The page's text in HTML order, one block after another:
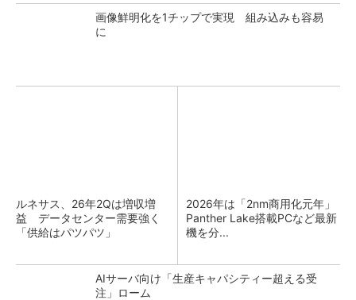
画像鮮明化を1チップで実現 組み込みも容易
に
ルネサス、26年2Qは増収増
益 データセンター需要強く
「供給はパツパツ」
2026年は「2nm商用化元年」
Panther Lake搭載PCなど最新
機を分...
AIサーバ向け「生産キャパシティー超える受
注」ローム